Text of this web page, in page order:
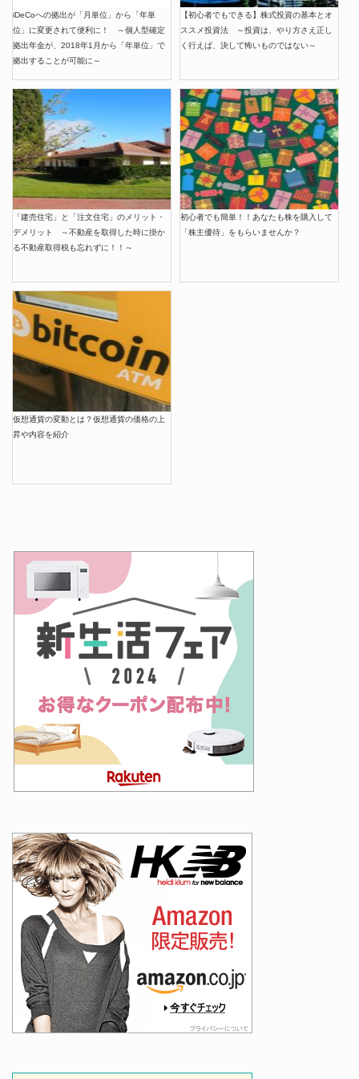
iDeCoへの拠出が「月単位」から「年単
位」に変更されて便利に！ ～個人型確定
拠出年金が、2018年1月から「年単位」で
拠出することが可能に～
【初心者でもできる】株式投資の基本とオ
ススメ投資法 ～投資は、やり方さえ正し
く行えば、決して怖いものではない～
「建売住宅」と「注文住宅」のメリット・
デメリット ～不動産を取得した時に掛か
る不動産取得税も忘れずに！！～
初心者でも簡単！！あなたも株を購入して
「株主優待」をもらいませんか？
仮想通貨の変動とは？仮想通貨の価格の上
昇や内容を紹介